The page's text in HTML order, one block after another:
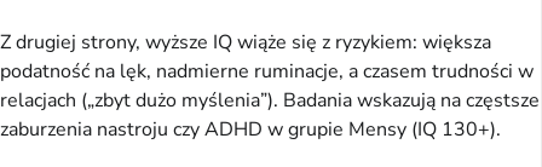
Z drugiej strony, wyższe IQ wiąże się z ryzykiem: większa
podatność na lęk, nadmierne ruminacje, a czasem trudności w
relacjach („zbyt dużo myślenia”). Badania wskazują na częstsze
zaburzenia nastroju czy ADHD w grupie Mensy (IQ 130+).